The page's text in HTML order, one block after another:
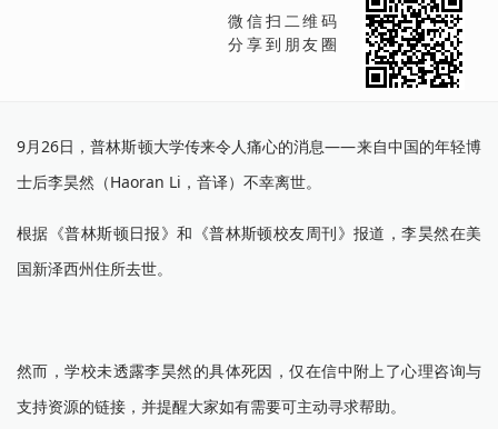
微信扫二维码
分享到朋友圈
9月26日，普林斯顿大学传来令人痛心的消息——来自中国的年轻博
士后李昊然（Haoran Li，音译）不幸离世。
根据《普林斯顿日报》和《普林斯顿校友周刊》报道，李昊然在美
国新泽西州住所去世。
然而，学校未透露李昊然的具体死因，仅在信中附上了心理咨询与
支持资源的链接，并提醒大家如有需要可主动寻求帮助。